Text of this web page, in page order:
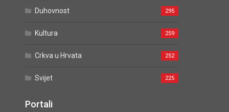
Duhovnost 295
Kultura 259
Crkva u Hrvata 252
Svijet 225
Portali